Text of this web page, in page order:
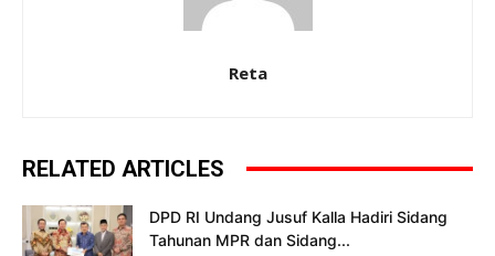
Reta
RELATED ARTICLES
DPD RI Undang Jusuf Kalla Hadiri Sidang
Tahunan MPR dan Sidang...